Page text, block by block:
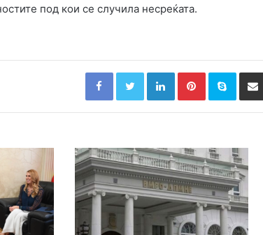
под кои се случила несреќата.
FacebookTwitterLinkedInPinterestSkype